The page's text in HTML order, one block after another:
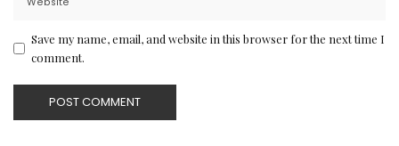
Save my name, email, and website in this browser for the next time I
comment.